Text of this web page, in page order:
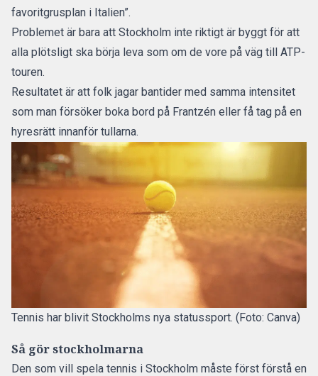
favoritgrusplan i Italien”.
Problemet är bara att Stockholm inte riktigt är byggt för att
alla plötsligt ska börja leva som om de vore på väg till ATP-
touren.
Resultatet är att folk jagar bantider med samma intensitet
som man försöker boka bord på Frantzén eller få tag på en
hyresrätt innanför tullarna.
Tennis har blivit Stockholms nya statussport. (Foto: Canva)
Så gör stockholmarna
Den som vill spela tennis i Stockholm måste först förstå en